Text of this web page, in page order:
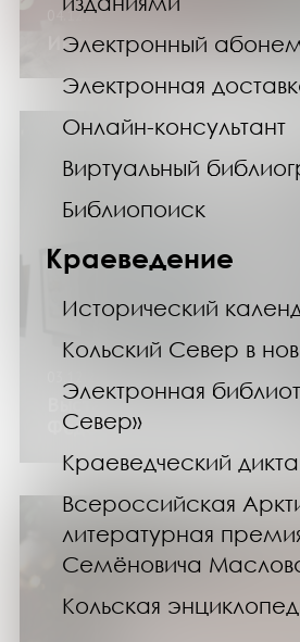
Электронный
Электронная
Онлайн-консультант
Виртуальный
Библиопоиск
Краеведение
Исторический
Кольский Север в
Электронная
Север»
Краеведческий
Всероссийская
литературная
Семёновича
Кольская
04.12.24
Интерактивный плакат
Выставка работ в технике
Федоровой-Толстой